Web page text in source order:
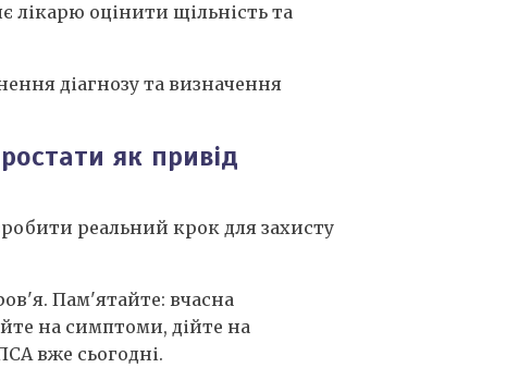
оцінити щільність та
діагнозу та визначення
як привід
реальний крок для захисту
Пам'ятайте: вчасна
на симптоми, дійте на
вже сьогодні.